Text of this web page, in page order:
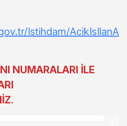
Istihdam/AcikIsIlanA
NUMARALARI İLE